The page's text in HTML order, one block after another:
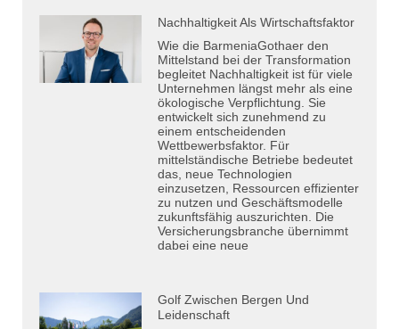
Nachhaltigkeit Als Wirtschaftsfaktor
Wie die BarmeniaGothaer den
Mittelstand bei der Transformation
begleitet Nachhaltigkeit ist für viele
Unternehmen längst mehr als eine
ökologische Verpflichtung. Sie
entwickelt sich zunehmend zu
einem entscheidenden
Wettbewerbsfaktor. Für
mittelständische Betriebe bedeutet
das, neue Technologien
einzusetzen, Ressourcen effizienter
zu nutzen und Geschäftsmodelle
zukunftsfähig auszurichten. Die
Versicherungsbranche übernimmt
dabei eine neue
Golf Zwischen Bergen Und
Leidenschaft